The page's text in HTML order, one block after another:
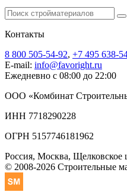
Контакты
8 800 505-54-92, +7 495 638-
E-mail: info@favoright.ru
Ежедневно с 08:00 до 22:00
ООО «Комбинат
ИНН 7718290228
ОГРН 5157746181962
Россия, Москва, Щелковское
© 2008-2026 Строительные